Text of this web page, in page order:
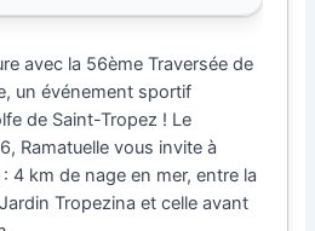
avec la 56ème Traversée de
un événement sportif
de Saint-Tropez ! Le
Ramatuelle vous invite à
4 km de nage en mer, entre la
Tropezina et celle avant